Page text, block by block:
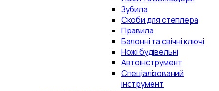
Зубила
Скоби для степлера
Правила
Балонні та свічні ключі
Ножі будівельні
Автоінструмент
Спеціалізований
інструмент